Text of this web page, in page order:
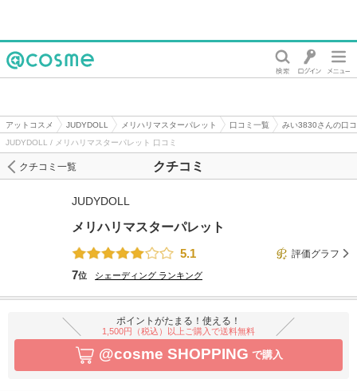
アットコスメ JUDYDOLL メリハリマスターパレット 口コミ一覧
みい3830さんの口
JUDYDOLL / メリハリマスターパレット 口コミ
クチコミ
クチコミ一覧
JUDYDOLL
メリハリマスターパレット
5.1
評価グラフ
7位 シェーディング ランキング
ポイントがたまる！使える！
1,500円（税込）以上ご購入で送料無料
@cosme SHOPPING で購入